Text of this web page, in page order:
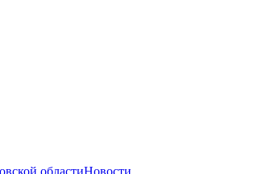
областиНовости